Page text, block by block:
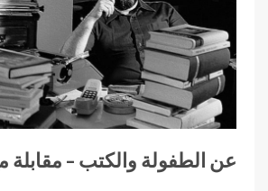
عن الطفولة والكتب – مقابلة